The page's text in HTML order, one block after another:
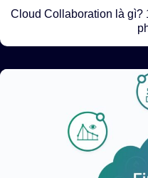
Cloud Collaboration là gì?